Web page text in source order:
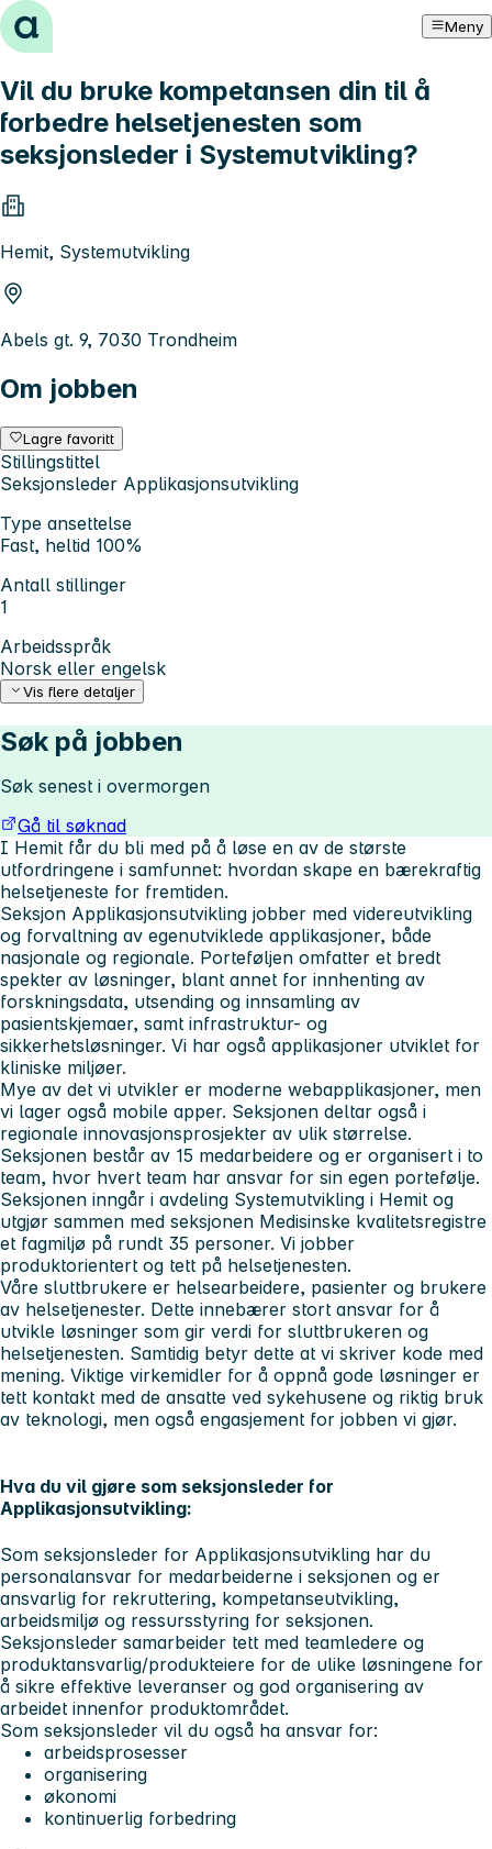
Hopp til innhold Meny
Vil du bruke kompetansen din til å
forbedre helsetjenesten som
seksjonsleder i Systemutvikling?
Hemit, Systemutvikling
Abels gt. 9, 7030 Trondheim
Om jobben
Lagre favoritt
Stillingstittel
Seksjonsleder Applikasjonsutvikling
Type ansettelse
Fast, heltid 100%
Antall stillinger
1
Arbeidsspråk
Norsk eller engelsk
Vis flere detaljer
Søk på jobben
Søk senest i overmorgen
Gå til søknad
I Hemit får du bli med på å løse en av de største
utfordringene i samfunnet: hvordan skape en bærekraftig
helsetjeneste for fremtiden.
Seksjon Applikasjonsutvikling jobber med videreutvikling
og forvaltning av egenutviklede applikasjoner, både
nasjonale og regionale. Porteføljen omfatter et bredt
spekter av løsninger, blant annet for innhenting av
forskningsdata, utsending og innsamling av
pasientskjemaer, samt infrastruktur- og
sikkerhetsløsninger. Vi har også applikasjoner utviklet for
kliniske miljøer.
Mye av det vi utvikler er moderne webapplikasjoner, men
vi lager også mobile apper. Seksjonen deltar også i
regionale innovasjonsprosjekter av ulik størrelse.
Seksjonen består av 15 medarbeidere og er organisert i to
team, hvor hvert team har ansvar for sin egen portefølje.
Seksjonen inngår i avdeling Systemutvikling i Hemit og
utgjør sammen med seksjonen Medisinske kvalitetsregistre
et fagmiljø på rundt 35 personer. Vi jobber
produktorientert og tett på helsetjenesten.
Våre sluttbrukere er helsearbeidere, pasienter og brukere
av helsetjenester. Dette innebærer stort ansvar for å
utvikle løsninger som gir verdi for sluttbrukeren og
helsetjenesten. Samtidig betyr dette at vi skriver kode med
mening. Viktige virkemidler for å oppnå gode løsninger er
tett kontakt med de ansatte ved sykehusene og riktig bruk
av teknologi, men også engasjement for jobben vi gjør.
Hva du vil gjøre som seksjonsleder for
Applikasjonsutvikling:
Som seksjonsleder for Applikasjonsutvikling har du
personalansvar for medarbeiderne i seksjonen og er
ansvarlig for rekruttering, kompetanseutvikling,
arbeidsmiljø og ressursstyring for seksjonen.
Seksjonsleder samarbeider tett med teamledere og
produktansvarlig/produkteiere for de ulike løsningene for
å sikre effektive leveranser og god organisering av
arbeidet innenfor produktområdet.
Som seksjonsleder vil du også ha ansvar for:
arbeidsprosesser
organisering
økonomi
kontinuerlig forbedring